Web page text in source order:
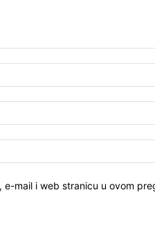
e-mail i web stranicu u ovom